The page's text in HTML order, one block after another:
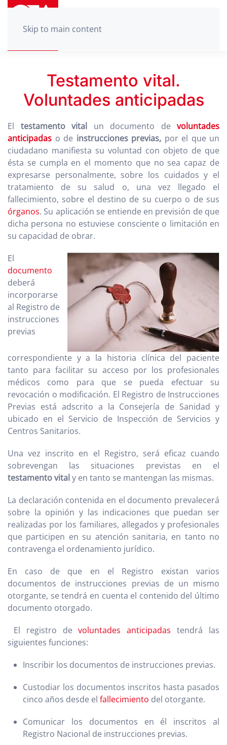
Skip to main content
Testamento vital.
Voluntades anticipadas
El testamento vital un documento de voluntades
anticipadas o de instrucciones previas, por el que un
ciudadano manifiesta su voluntad con objeto de que
ésta se cumpla en el momento que no sea capaz de
expresarse personalmente, sobre los cuidados y el
tratamiento de su salud o, una vez llegado el
fallecimiento, sobre el destino de su cuerpo o de sus
órganos. Su aplicación se entiende en previsión de que
dicha persona no estuviese consciente o limitación en
su capacidad de obrar.
El
documento
deberá
incorporarse
al Registro de
instrucciones
previas
correspondiente y a la historia clínica del paciente
tanto para facilitar su acceso por los profesionales
médicos como para que se pueda efectuar su
revocación o modificación. El Registro de Instrucciones
Previas está adscrito a la Consejería de Sanidad y
ubicado en el Servicio de Inspección de Servicios y
Centros Sanitarios.
Una vez inscrito en el Registro, será eficaz cuando
sobrevengan las situaciones previstas en el
testamento vital y en tanto se mantengan las mismas.
La declaración contenida en el documento prevalecerá
sobre la opinión y las indicaciones que puedan ser
realizadas por los familiares, allegados y profesionales
que participen en su atención sanitaria, en tanto no
contravenga el ordenamiento jurídico.
En caso de que en el Registro existan varios
documentos de instrucciones previas de un mismo
otorgante, se tendrá en cuenta el contenido del último
documento otorgado.
El registro devoluntades anticipadas tendrá las
siguientes funciones:
Inscribir los documentos de instrucciones previas.
Custodiar los documentos inscritos hasta pasados
cinco años desde el fallecimiento del otorgante.
Comunicar los documentos en él inscritos al
Registro Nacional de instrucciones previas.